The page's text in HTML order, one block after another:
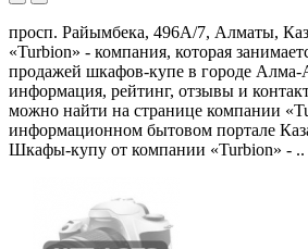
просп. Райымбека, 496А/7, Алматы,
«Turbion» - компания, которая
продажей шкафов-купе в городе Алма-
информация, рейтинг, отзывы и
можно найти на странице компании
информационном бытовом портале
Шкафы-купу от компании «Turbion» - ..